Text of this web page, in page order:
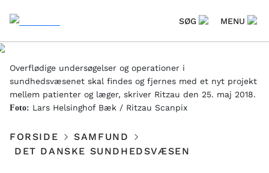
SØG MENU
Overflødige undersøgelser og operationer i
sundhedsvæsenet skal findes og fjernes med et nyt projekt
mellem patienter og læger, skriver Ritzau den 25. maj 2018.
Foto: Lars Helsinghof Bæk / Ritzau Scanpix
FORSIDE
SAMFUND
DET DANSKE SUNDHEDSVÆSEN